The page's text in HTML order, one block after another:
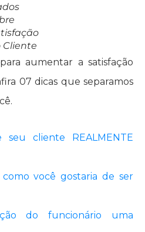
Cliente
aumentar a satisfação
07 dicas que separamos
cliente REALMENTE
você gostaria de ser
do funcionário uma